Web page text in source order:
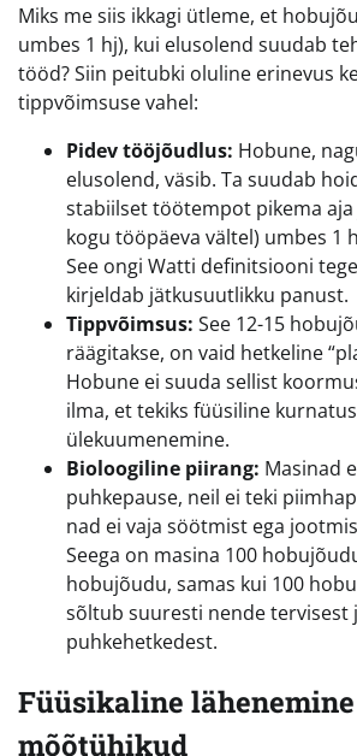
Miks me siis ikkagi ütleme, et
umbes 1 hj), kui elusolend suudab
tööd? Siin peitubki oluline erinevus
tippvõimsuse vahel:
Pidev tööjõudlus: Hobune,
elusolend, väsib. Ta suudab
stabiilset töötempot pikema
kogu tööpäeva vältel) umbes 1
See ongi Watti definitsiooni
kirjeldab jätkusuutlikku panust.
Tippvõimsus: See 12-15
räägitakse, on vaid hetkeline
Hobune ei suuda sellist
ilma, et tekiks füüsiline
ülekuumenemine.
Bioloogiline piirang: Masinad
puhkepause, neil ei teki
nad ei vaja söötmist ega
Seega on masina 100
hobujõudu, samas kui 100
sõltub suuresti nende tervisest
puhkehetkedest.
Füüsikaline
mõõtühikud